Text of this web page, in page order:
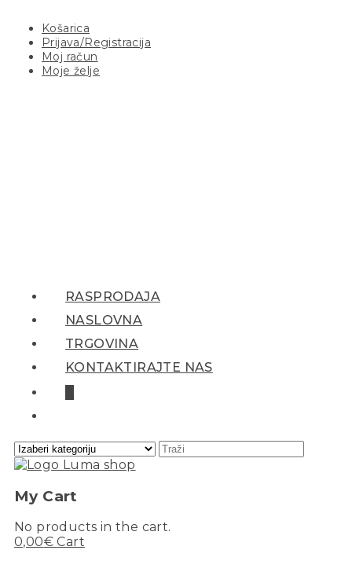
Košarica
Prijava/Registracija
Moj račun
Moje želje
RASPRODAJA
NASLOVNA
TRGOVINA
KONTAKTIRAJTE NAS
My Cart
No products in the cart.
0,00€ Cart